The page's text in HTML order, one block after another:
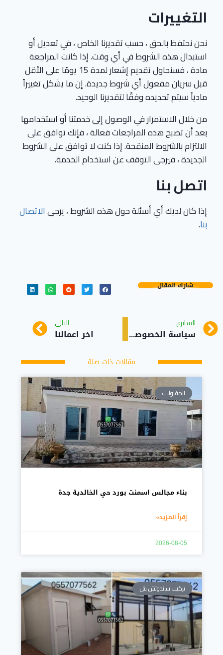
التغييرات
نحن نحتفظ بالحق ، حسب تقديرنا الخاص ، في تعديل أو
استبدال هذه الشروط في أي وقت. إذا كانت المراجعة
مادة ، فسنحاول تقديم إشعار لمدة 15 يومًا على الأقل
قبل سريان مفعول أي شروط جديدة. إن ما يشكل تغييراً
مادياً سيتم تحديده وفقًا لتقديرنا الوحيد.
من خلال الاستمرار في الوصول إلى خدمتنا أو استخدامها
بعد أن تصبح هذه المراجعات فعالة ، فإنك توافق على
الالتزام بالشروط المنقحة. إذا كنت لا توافق على الشروط
الجديدة ، فيرجى التوقف عن استخدام الخدمة.
اتصل بنا
إذا كان لديك أي أسئلة حول هذه الشروط ، يرجىالاتصال
بنا.
شارك المقال
السابق
سياسة الخصوصية
التالي
اخر اعمالنا
مقالات ذات صلة
المقاولات
بناء مجالس اسمنت بورد حي الخالدية جدة
إقرأ المزيد»
2026-08-05
تركيب ساندوتش بنل